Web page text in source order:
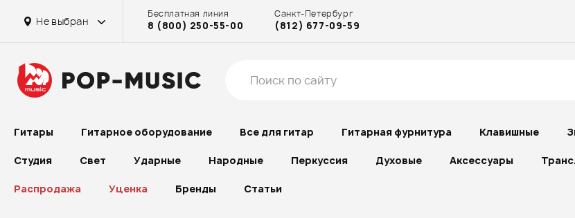
Не выбран
Бесплатная линия
8 (800) 250-55-00
Санкт-Петербург
(812) 677-09-59
Гитары Гитарное оборудование Все для гитар Гитарная фурнитура Клавишные
Студия Свет Ударные Народные Перкуссия Духовые Аксессуары
Распродажа Уценка Бренды Статьи